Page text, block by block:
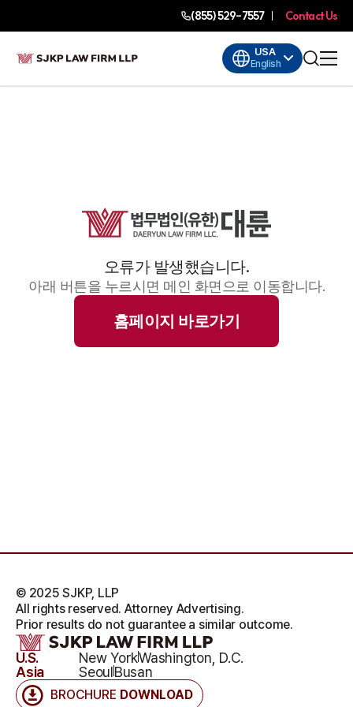
(855) 529-7557 Contact Us
USA
English
오류가 발생했습니다.
아래 버튼을 누르시면 메인 화면으로 이동합니다.
홈페이지 바로가기
BROCHURE DOWNLOAD
U.S. New YorkWashington, D.C.
Asia
SeoulBusan
© 2025 SJKP, LLP
All rights reserved. Attorney Advertising.
Prior results do not guarantee a similar outcome.